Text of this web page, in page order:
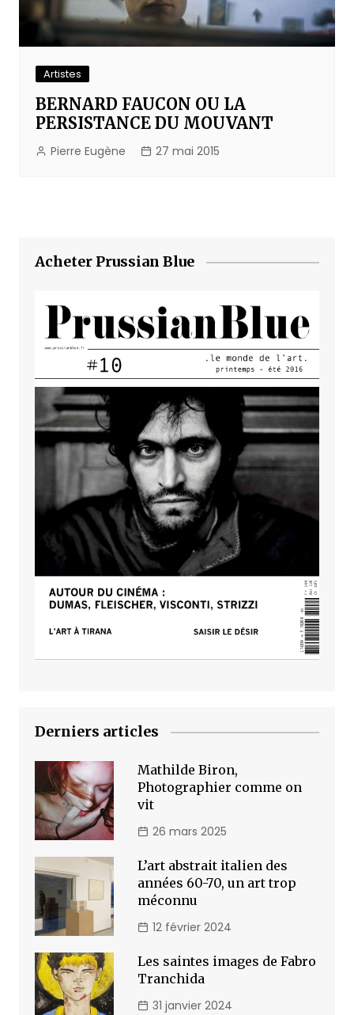
Artistes
BERNARD FAUCON OU LA
PERSISTANCE DU MOUVANT
Pierre Eugène 27 mai 2015
Acheter Prussian Blue
Derniers articles
Mathilde Biron,
Photographier comme on
vit
26 mars 2025
L’art abstrait italien des
années 60-70, un art trop
méconnu
12 février 2024
Les saintes images de Fabro
Tranchida
31 janvier 2024